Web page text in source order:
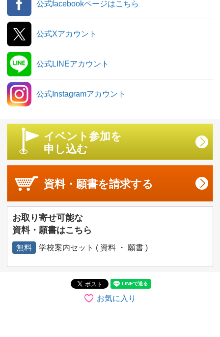
公式facebookページはこちら
公式Xアカウント
公式LINEアカウント
公式Instagramアカウント
イベント参加を
申し込む
資料・願書を請求する
お取り寄せ可能な
資料・願書はこちら
無料 学校案内セット ( 資料 ・ 願書 )
お気に入り